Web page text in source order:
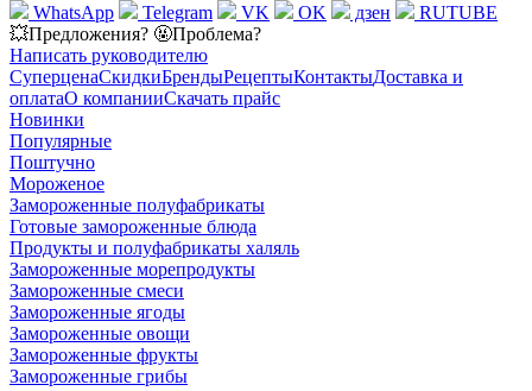
WhatsApp
Telegram VK OK дзен
RUTUBE
💥Предложения? 🤬Проблема?
Написать руководителю
СуперценаСкидкиБрендыРецептыКонтактыДоставка и
оплатаО компанииСкачать прайс
Новинки
Популярные
Поштучно
Мороженое
Замороженные полуфабрикаты
Готовые замороженные блюда
Продукты и полуфабрикаты халяль
Замороженные морепродукты
Замороженные смеси
Замороженные ягоды
Замороженные овощи
Замороженные фрукты
Замороженные грибы